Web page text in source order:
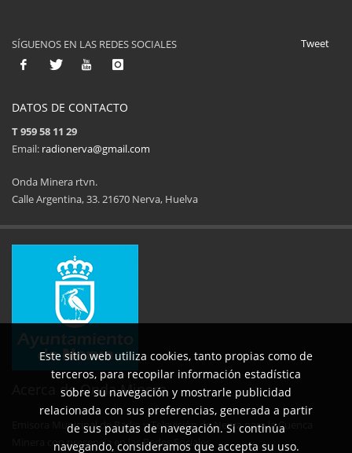
11ª Feria del Jamón
14 de Agosto de 2025
34 Memorial
No al maltrato animal
29 de Mayo de 2025
Semana Cultural
31 de Mayo
Tweet
SÍGUENOS EN LAS REDES SOCIALES
DATOS DE CONTACTO
T 959 58 11 29
Email: radionerva@gmail.com
Onda Minera rtvn.
Calle Argentina, 33. 21670 Nerva, Huelva
Acerca de Onda Minera
Emisora Municipal de Radio y Televisión de Nerva para la Cuenca
Minera con presencia en las Redes Sociales.
Este sitio web utiliza cookies, tanto propias como de
terceros, para recopilar información estadística
sobre su navegación y mostrarle publicidad
relacionada con sus preferencias, generada a partir
de sus pautas de navegación. Si continúa
navegando, consideramos que accepta su uso.